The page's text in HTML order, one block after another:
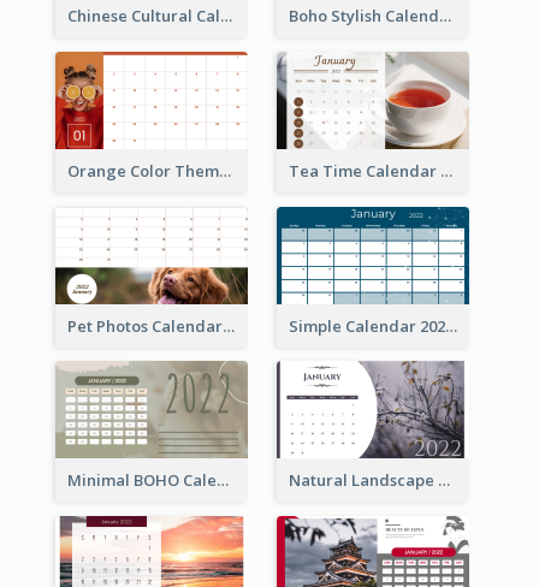
Chinese Cultural Calendar 2022 Boho Stylish Calendar
Orange Color Theme Calendar Tea Time Calendar 2022
Pet Photos Calendar Simple Calendar 2022
Minimal BOHO Calendar Natural Landscape Calendar 2022